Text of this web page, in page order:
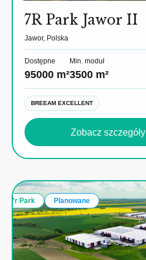
7R Park Jawor II
Jawor, Polska
Dostępne
95000 m²
Min. moduł
3500 m²
BREEAM EXCELLENT
Zobacz szczegóły
7r Park Planowane